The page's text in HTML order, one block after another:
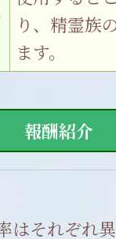
り、精霊族
ます。
報酬紹介
はそれぞれ